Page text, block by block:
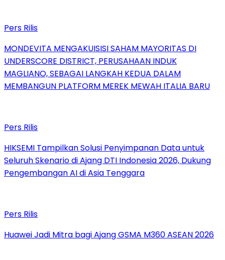
Pers Rilis
MONDEVITA MENGAKUISISI SAHAM MAYORITAS DI
UNDERSCORE DISTRICT, PERUSAHAAN INDUK
MAGLIANO, SEBAGAI LANGKAH KEDUA DALAM
MEMBANGUN PLATFORM MEREK MEWAH ITALIA BARU
Pers Rilis
HIKSEMI Tampilkan Solusi Penyimpanan Data untuk
Seluruh Skenario di Ajang DTI Indonesia 2026, Dukung
Pengembangan AI di Asia Tenggara
Pers Rilis
Huawei Jadi Mitra bagi Ajang GSMA M360 ASEAN 2026